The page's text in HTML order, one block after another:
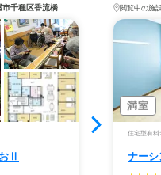
市千種区香流橋
Ⅱ
閲覧中の施
満室
住宅型有料
ナー